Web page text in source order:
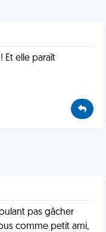
Et elle paraît
pas gâcher
comme petit ami,